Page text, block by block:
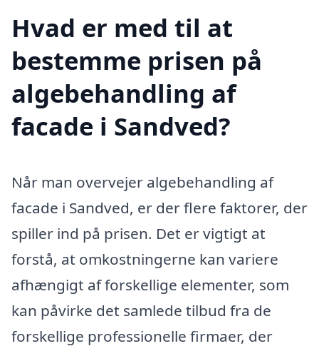
Hvad er med til at
bestemme prisen på
algebehandling af
facade i Sandved?
Når man overvejer algebehandling af
facade i Sandved, er der flere faktorer, der
spiller ind på prisen. Det er vigtigt at
forstå, at omkostningerne kan variere
afhængigt af forskellige elementer, som
kan påvirke det samlede tilbud fra de
forskellige professionelle firmaer, der